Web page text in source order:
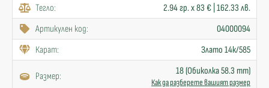
Тегло:
2.94 гр. x 83 € | 162.33 лв.
Артикулен код:
04000094
Карат:
Злато 14к/585
Размер: 18 (Обиколка 58.3 mm)
Как да разберете вашият размер